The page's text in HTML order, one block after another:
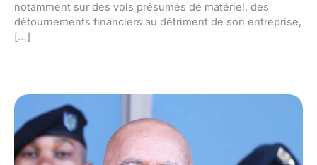
notamment sur des vols présumés de matériel, des
détournements financiers au détriment de son entreprise,
[…]